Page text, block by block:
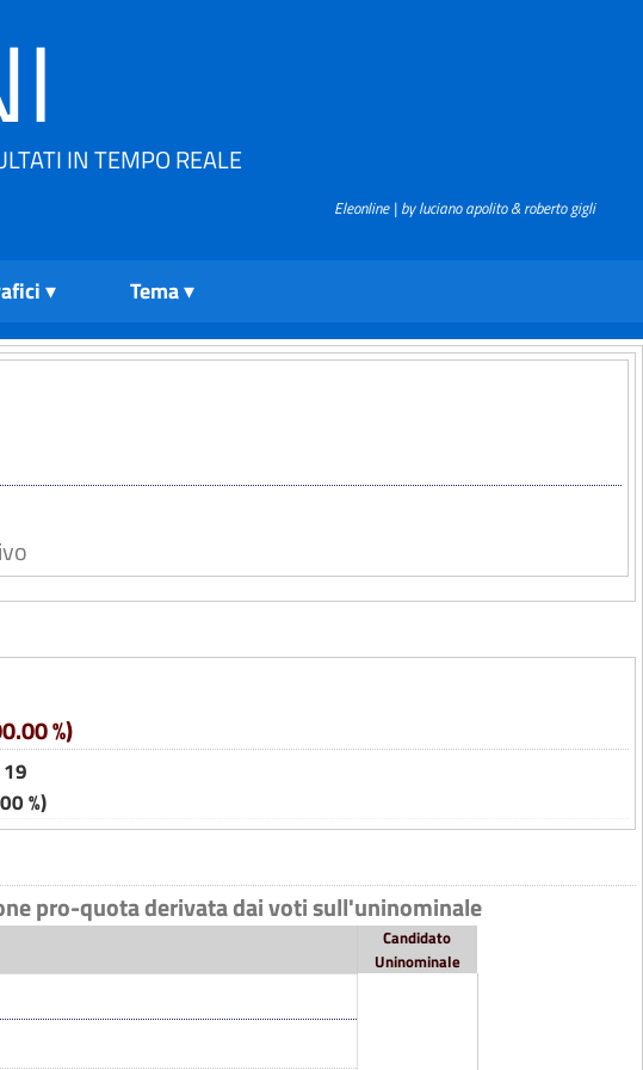
IN TEMPO REALE
Eleonline | by luciano apolito & roberto gigli
Tema
%)
%)
pro-quota derivata dai voti sull'uninominale
Candidato
Uninominale